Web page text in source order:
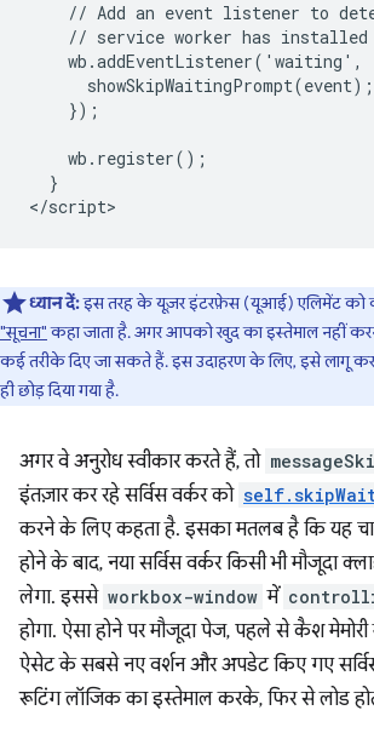
// Add an event listener to
// service worker has
wb.addEventListener('waiting',
      showSkipWaitingPrompt(event);
    });
    wb.register();
  }
ध्यान दें:इस तरह के यूज़र इंटरफ़ेस (यूआई) एलिमेंट को
"सूचना"कहा जाता है. अगर आपको खुद का इस्तेमाल नहीं
कई तरीके दिए जा सकते हैं. इस उदाहरण के लिए, इसे लागू
ही छोड़ दिया गया है.
अगर वे अनुरोध स्वीकार करते हैं, तो
इंतज़ार कर रहे सर्विस वर्कर को
करने के लिए कहता है. इसका मतलब है कि यह
होने के बाद, नया सर्विस वर्कर किसी भी मौजूदा
लेगा. इससे workbox-window में
होगा. ऐसा होने पर मौजूदा पेज, पहले से कैश
ऐसेट के सबसे नए वर्शन और अपडेट किए गए
रूटिंग लॉजिक का इस्तेमाल करके, फिर से लोड